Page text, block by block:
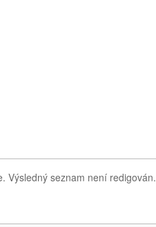
Výsledný seznam není redigován.